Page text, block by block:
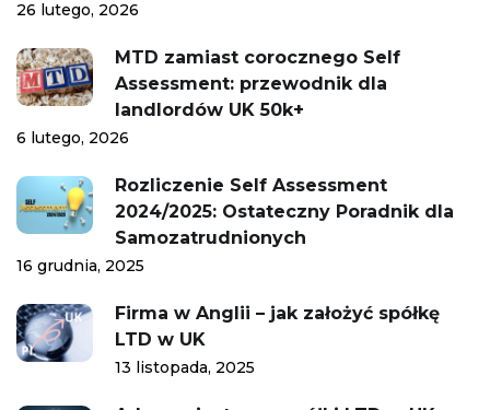
26 lutego, 2026
MTD zamiast corocznego Self
Assessment: przewodnik dla
landlordów UK 50k+
6 lutego, 2026
Rozliczenie Self Assessment
2024/2025: Ostateczny Poradnik dla
Samozatrudnionych
16 grudnia, 2025
Firma w Anglii – jak założyć spółkę
LTD w UK
13 listopada, 2025